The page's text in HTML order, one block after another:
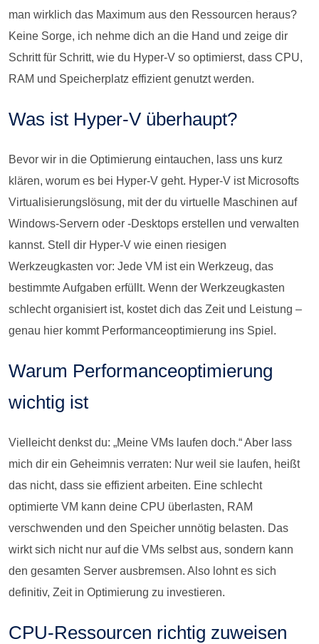
man wirklich das Maximum aus den Ressourcen heraus?
Keine Sorge, ich nehme dich an die Hand und zeige dir
Schritt für Schritt, wie du Hyper-V so optimierst, dass CPU,
RAM und Speicherplatz effizient genutzt werden.
Was ist Hyper-V überhaupt?
Bevor wir in die Optimierung eintauchen, lass uns kurz
klären, worum es bei Hyper-V geht. Hyper-V ist Microsofts
Virtualisierungslösung, mit der du virtuelle Maschinen auf
Windows-Servern oder -Desktops erstellen und verwalten
kannst. Stell dir Hyper-V wie einen riesigen
Werkzeugkasten vor: Jede VM ist ein Werkzeug, das
bestimmte Aufgaben erfüllt. Wenn der Werkzeugkasten
schlecht organisiert ist, kostet dich das Zeit und Leistung –
genau hier kommt Performanceoptimierung ins Spiel.
Warum Performanceoptimierung
wichtig ist
Vielleicht denkst du: „Meine VMs laufen doch.“ Aber lass
mich dir ein Geheimnis verraten: Nur weil sie laufen, heißt
das nicht, dass sie effizient arbeiten. Eine schlecht
optimierte VM kann deine CPU überlasten, RAM
verschwenden und den Speicher unnötig belasten. Das
wirkt sich nicht nur auf die VMs selbst aus, sondern kann
den gesamten Server ausbremsen. Also lohnt es sich
definitiv, Zeit in Optimierung zu investieren.
CPU-Ressourcen richtig zuweisen